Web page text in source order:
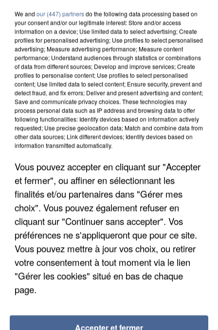
UNE TOURISTE DE L’OISE EMPORTÉE PAR UNE
COULÉE DE BOUE EN HAUTE-SAVOIE
We and our (447) partnersdo the following data processing based on
your consent and/or our legitimate interest: Store and/or access
information on a device; Use limited data to select advertising; Create
profiles for personalised advertising; Use profiles to select personalised
advertising; Measure advertising performance; Measure content
performance; Understand audiences through statistics or combinations
of data from different sources; Develop and improve services; Create
profiles to personalise content; Use profiles to select personalised
content; Use limited data to select content; Ensure security, prevent and
detect fraud, and fix errors; Deliver and present advertising and content;
Save and communicate privacy choices. These technologies may
process personal data such as IP address and browsing data to offer
following functionalities: Identify devices based on information actively
requested; Use precise geolocation data; Match and combine data from
other data sources; Link different devices; Identify devices based on
information transmitted automatically.
Vous pouvez accepter en cliquant sur "Accepter
et fermer", ou affiner en sélectionnant les
finalités et/ou partenaires dans "Gérer mes
choix". Vous pouvez également refuser en
cliquant sur "Continuer sans accepter". Vos
préférences ne s'appliqueront que pour ce site.
Vous pouvez mettre à jour vos choix, ou retirer
votre consentement à tout moment via le lien
"Gérer les cookies" situé en bas de chaque
page.
Accepter et fermer